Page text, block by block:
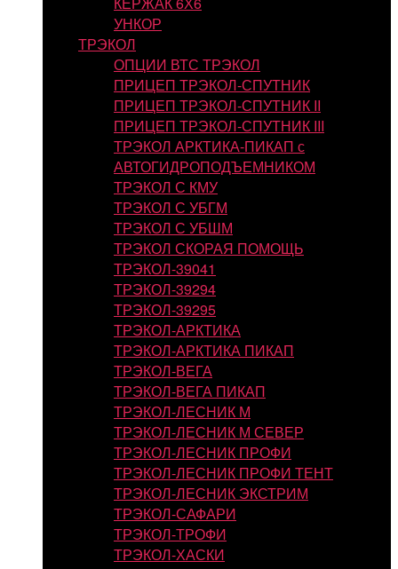
УНКОР
ТРЭКОЛ
ОПЦИИ ВТС ТРЭКОЛ
ПРИЦЕП ТРЭКОЛ-СПУТНИК
ПРИЦЕП ТРЭКОЛ-СПУТНИК II
ПРИЦЕП ТРЭКОЛ-СПУТНИК III
ТРЭКОЛ АРКТИКА-ПИКАП с
АВТОГИДРОПОДЪЕМНИКОМ
ТРЭКОЛ С КМУ
ТРЭКОЛ С УБГМ
ТРЭКОЛ С УБШМ
ТРЭКОЛ СКОРАЯ ПОМОЩЬ
ТРЭКОЛ-39041
ТРЭКОЛ-39294
ТРЭКОЛ-39295
ТРЭКОЛ-АРКТИКА
ТРЭКОЛ-АРКТИКА ПИКАП
ТРЭКОЛ-ВЕГА
ТРЭКОЛ-ВЕГА ПИКАП
ТРЭКОЛ-ЛЕСНИК М
ТРЭКОЛ-ЛЕСНИК М СЕВЕР
ТРЭКОЛ-ЛЕСНИК ПРОФИ
ТРЭКОЛ-ЛЕСНИК ПРОФИ ТЕНТ
ТРЭКОЛ-ЛЕСНИК ЭКСТРИМ
ТРЭКОЛ-САФАРИ
ТРЭКОЛ-ТРОФИ
ТРЭКОЛ-ХАСКИ